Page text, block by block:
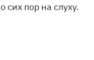
сих пор на слуху.